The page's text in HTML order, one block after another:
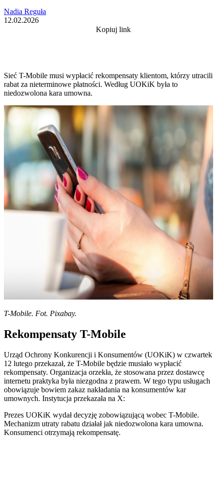
Nadia Reguła
12.02.2026
Kopiuj link
Sieć T-Mobile musi wypłacić rekompensaty klientom, którzy utracili
rabat za nieterminowe płatności. Według UOKiK była to
niedozwolona kara umowna.
T-Mobile. Fot. Pixabay.
Rekompensaty T-Mobile
Urząd Ochrony Konkurencji i Konsumentów (UOKiK) w czwartek
12 lutego przekazał, że T-Mobile będzie musiało wypłacić
rekompensaty. Organizacja orzekła, że stosowana przez dostawcę
internetu praktyka była niezgodna z prawem. W tego typu usługach
obowiązuje bowiem zakaz nakładania na konsumentów kar
umownych. Instytucja przekazała na X:
Prezes UOKiK wydał decyzję zobowiązującą wobec T-Mobile.
Mechanizm utraty rabatu działał jak niedozwolona kara umowna.
Konsumenci otrzymają rekompensatę.